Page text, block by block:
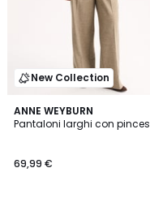
New Collection
ANNE WEYBURN
Pantaloni larghi con pinces
69,99 €